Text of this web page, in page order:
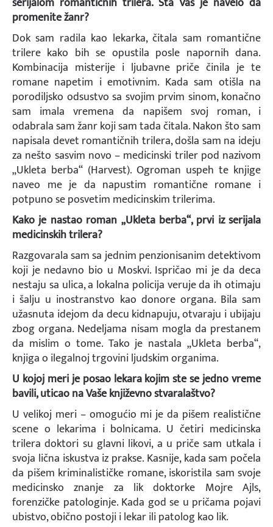
promenite žanr?
Dok sam radila kao lekarka, čitala sam romantične
trilere kako bih se opustila posle napornih dana.
Kombinacija misterije i ljubavne priče činila je te
romane napetim i emotivnim. Kada sam otišla na
porodiljsko odsustvo sa svojim prvim sinom, konačno
sam imala vremena da napišem svoj roman, i
odabrala sam žanr koji sam tada čitala. Nakon što sam
napisala devet romantičnih trilera, došla sam na ideju
za nešto sasvim novo – medicinski triler pod nazivom
„Ukleta berba“ (Harvest). Ogroman uspeh te knjige
naveo me je da napustim romantične romane i
potpuno se posvetim medicinskim trilerima.
Kako je nastao roman „Ukleta berba“, prvi iz serijala
medicinskih trilera?
Razgovarala sam sa jednim penzionisanim detektivom
koji je nedavno bio u Moskvi. Ispričao mi je da deca
nestaju sa ulica, a lokalna policija veruje da ih otimaju
i šalju u inostranstvo kao donore organa. Bila sam
užasnuta idejom da decu kidnapuju, otvaraju i ubijaju
zbog organa. Nedeljama nisam mogla da prestanem
da mislim o tome. Tako je nastala „Ukleta berba“,
knjiga o ilegalnoj trgovini ljudskim organima.
U kojoj meri je posao lekara kojim ste se jedno vreme
bavili, uticao na Vaše književno stvaralaštvo?
U velikoj meri – omogućio mi je da pišem realistične
scene o lekarima i bolnicama. U četiri medicinska
trilera doktori su glavni likovi, a u priče sam utkala i
svoja lična iskustva iz prakse. Kasnije, kada sam počela
da pišem kriminalističke romane, iskoristila sam svoje
medicinsko znanje za lik doktorke Mojre Ajls,
forenzičke patologinje. Kada god se u pričama pojavi
ubistvo, obično postoji i lekar ili patolog kao lik.